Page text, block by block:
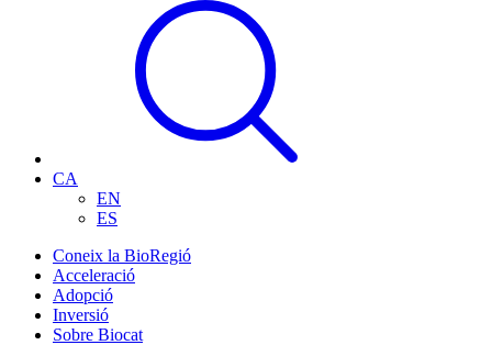
CA
EN
ES
Coneix la BioRegió
Acceleració
Adopció
Inversió
Sobre Biocat